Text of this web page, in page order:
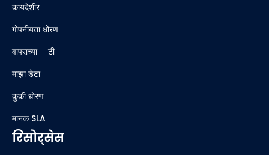
कायदेशीर
गोपनीयता धोरण
वापराच्या अटी
माझा डेटा
कुकी धोरण
मानक SLA
रिसोर्सेस